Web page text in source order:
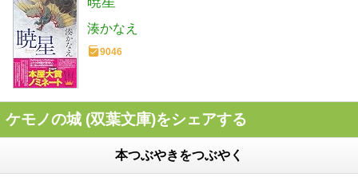
湊かなえ
9046
ケモノの城 (双葉文庫)をシェアする
本つぶやきをつぶやく